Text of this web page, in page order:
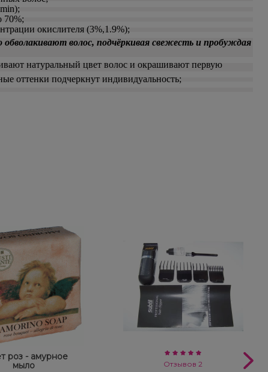
70%;
окислителя (3%,1.9%);
волос, подчёркивая свежесть и пробуждая
натуральный цвет волос и окрашивают первую
оттенки подчеркнут индивидуальность;
роз - амурное
мыло
Отзывов 2